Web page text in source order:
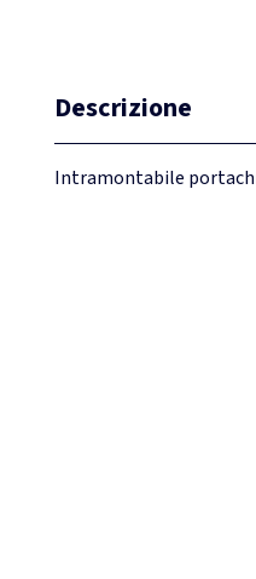
Descrizione
Intramontabile